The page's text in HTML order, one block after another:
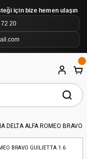
için bize hemen ulaşın
20
DELTA ALFA ROMEO BRAVO